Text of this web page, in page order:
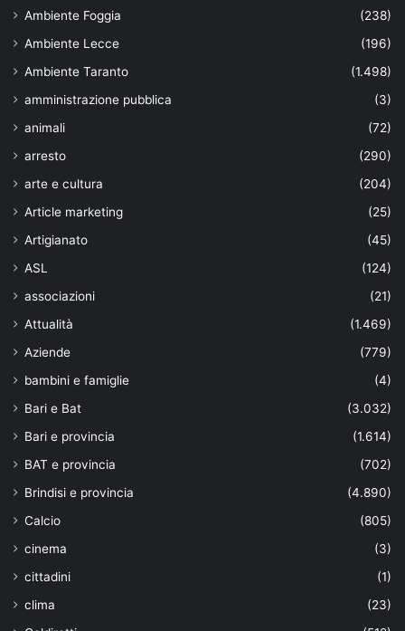
Ambiente Foggia
(238)
Ambiente Lecce
(196)
Ambiente Taranto
(1.498)
amministrazione pubblica
(3)
animali
(72)
arresto
(290)
arte e cultura
(204)
Article marketing
(25)
Artigianato
(45)
ASL
(124)
associazioni
(21)
Attualità
(1.469)
Aziende
(779)
bambini e famiglie
(4)
Bari e Bat
(3.032)
Bari e provincia
(1.614)
BAT e provincia
(702)
Brindisi e provincia
(4.890)
Calcio
(805)
cinema
(3)
cittadini
(1)
clima
(23)